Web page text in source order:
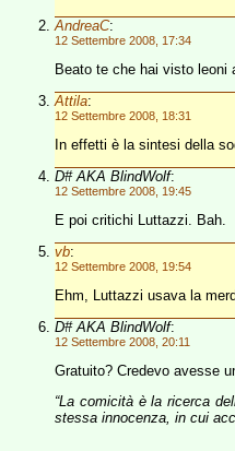
AndreaC:
12 Settembre 2008, 17:34
Beato te che hai visto leoni
Attila:
12 Settembre 2008, 18:31
In effetti è la sintesi della
D# AKA BlindWolf:
12 Settembre 2008, 19:45
E poi critichi Luttazzi. Bah.
vb:
12 Settembre 2008, 19:54
Ehm, Luttazzi usava la
D# AKA BlindWolf:
12 Settembre 2008, 20:11
Gratuito? Credevo avesse
“La comicità è la ricerca
stessa innocenza, in cui